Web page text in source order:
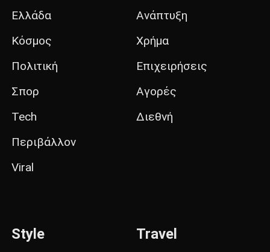
Ελλάδα
Κόσμος
Πολιτική
Σπορ
Tech
Περιβάλλον
Viral
Ανάπτυξη
Χρήμα
Επιχειρήσεις
Αγορές
Διεθνή
Style Travel